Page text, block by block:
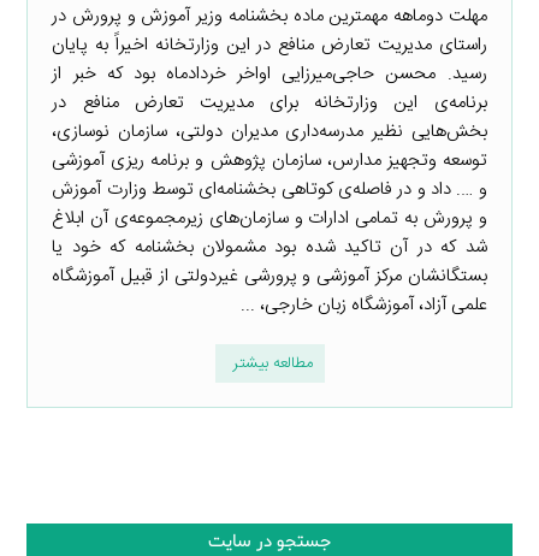
مهلت دوماهه مهمترین ماده بخشنامه وزیر آموزش و پرورش در
راستای مدیریت تعارض منافع در این وزارتخانه اخیراً به پایان
رسید. محسن حاجی‌میرزایی اواخر خردادماه بود که خبر از
برنامه‌ی این وزارتخانه برای مدیریت تعارض منافع در
بخش‌هایی نظیر مدرسه‌داری مدیران دولتی، سازمان نوسازی،
توسعه وتجهیز مدارس، سازمان پژوهش و برنامه ریزی آموزشی
و …. داد و در فاصله‌ی کوتاهی بخشنامه‌ای توسط وزارت آموزش
و پرورش به تمامی ادارات و سازمان‌های زیرمجموعه‌ی آن ابلاغ
شد که در آن تاکید شده بود مشمولان بخشنامه که خود یا
بستگانشان مرکز آموزشی و پرورشی غیردولتی از قبیل آموزشگاه
علمی آزاد، آموزشگاه زبان خارجی، ...
مطالعه بیشتر
جستجو در سایت